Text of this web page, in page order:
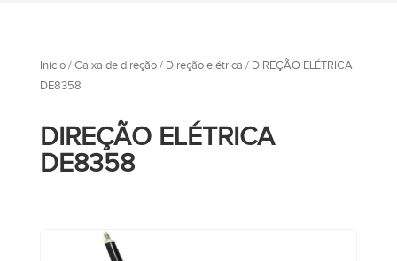
Início/ Caixa de direção/ Direção elétrica / DIREÇÃO ELÉTRICA
DE8358
DIREÇÃO ELÉTRICA
DE8358